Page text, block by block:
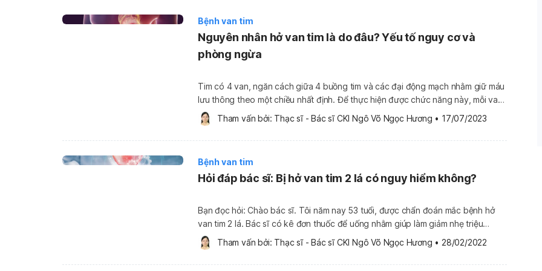
Bệnh van tim
Nguyên nhân hở van tim là do đâu? Yếu tố nguy cơ và
phòng ngừa
Tim có 4 van, ngăn cách giữa 4 buồng tim và các đại động mạch nhằm giữ máu
lưu thông theo một chiều nhất định. Để thực hiện được chức năng này, mỗi van
tim có các nắp (lá van) đóng mở nhịp nhàng trong mỗi lần tim bơm máu. Nguyên
nhân hở van tim […]
Tham vấn bởi: Thạc sĩ - Bác sĩ CKI Ngô Võ Ngọc Hương • 17/07/2023
Bệnh van tim
Hỏi đáp bác sĩ: Bị hở van tim 2 lá có nguy hiểm không?
Bạn đọc hỏi: Chào bác sĩ. Tôi năm nay 53 tuổi, được chẩn đoán mắc bệnh hở
van tim 2 lá. Bác sĩ có kê đơn thuốc để uống nhằm giúp làm giảm nhẹ triệu
chứng nhưng sao tôi vẫn còn cảm thấy mệt mỏi và khó thở. Vậy, bác sĩ cho tôi
hỏi bị hở van […]
Tham vấn bởi: Thạc sĩ - Bác sĩ CKI Ngô Võ Ngọc Hương • 28/02/2022